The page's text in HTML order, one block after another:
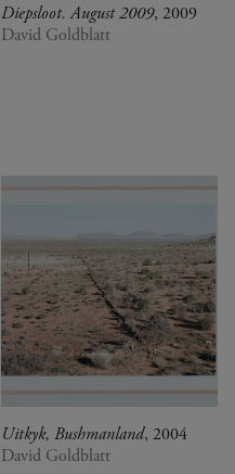
Diepsloot. August 2009, 2009
David Goldblatt
Uitkyk, Bushmanland, 2004
David Goldblatt